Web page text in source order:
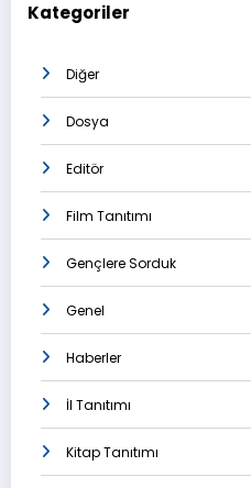
Kategoriler
Diğer
Dosya
Editör
Film Tanıtımı
Gençlere Sorduk
Genel
Haberler
İl Tanıtımı
Kitap Tanıtımı